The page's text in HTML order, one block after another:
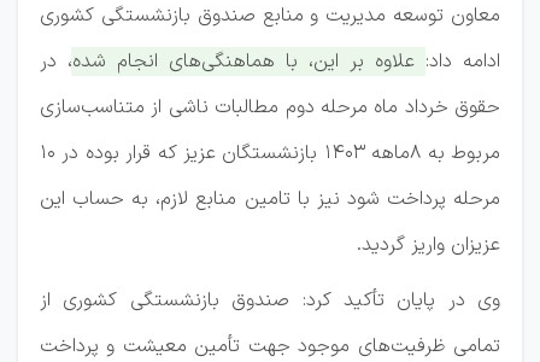
معاون توسعه مدیریت و منابع صندوق بازنشستگی کشوری
ادامه داد: علاوه بر این، با هماهنگی‌های انجام شده، در
حقوق خرداد ماه مرحله دوم مطالبات ناشی از متناسب‌سازی
مربوط به ۸ماهه ۱۴۰۳ بازنشستگان عزیز که قرار بوده در ۱۰
مرحله پرداخت شود نیز با تامین منابع لازم، به حساب این
عزیزان واریز گردید.
وی در پایان تأکید کرد: صندوق بازنشستگی کشوری از
تمامی ظرفیت‌های موجود جهت تأمین معیشت و پرداخت